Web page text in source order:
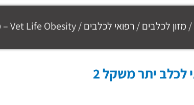
/ מזון לכלבים/ רפואי לכלבים/ Vet Life Obesity – מזון רפואי לכלב יתר משקל 2 קייג
Vet Life Obesity – מזון רפואי לכלב יתר משקל 2